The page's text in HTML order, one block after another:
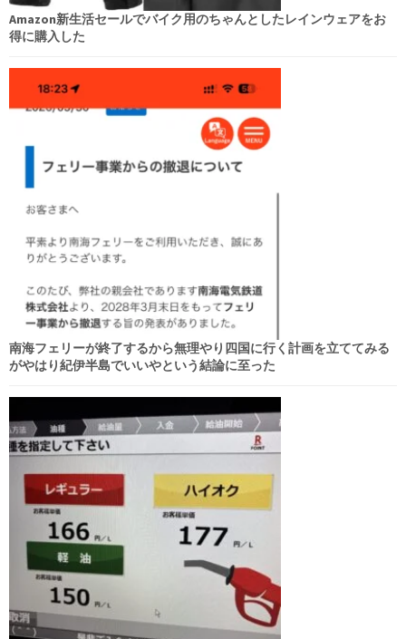
Amazon新生活セールでバイク用のちゃんとしたレインウェアをお
得に購入した
南海フェリーが終了するから無理やり四国に行く計画を立ててみる
がやはり紀伊半島でいいやという結論に至った